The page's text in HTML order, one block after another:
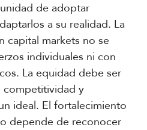
de adoptar
a su realidad. La
capital markets no se
individuales ni con
La equidad debe ser
competitividad y
ideal. El fortalecimiento
depende de reconocer